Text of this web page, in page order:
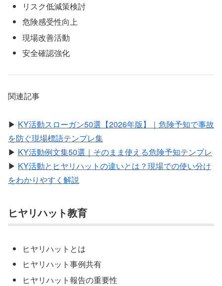
リスク低減策検討
危険感受性向上
現場改善活動
安全確認強化
関連記事
▶ KY活動スローガン50選【2026年版】｜危険予知で事故
を防ぐ現場標語テンプレ集
▶ KY活動例文集50選｜そのまま使える危険予知テンプレ
▶ KY活動とヒヤリハットの違いとは？現場での使い分け
をわかりやすく解説
ヒヤリハット教育
ヒヤリハットとは
ヒヤリハット事例共有
ヒヤリハット報告の重要性